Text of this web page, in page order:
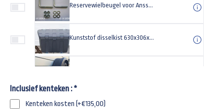
Reservewielbeugel voor Anssems GT V-dissel
Kunststof disselkist 630x306x355mm
Inclusief kenteken :*
Kenteken kosten (+€135,00)